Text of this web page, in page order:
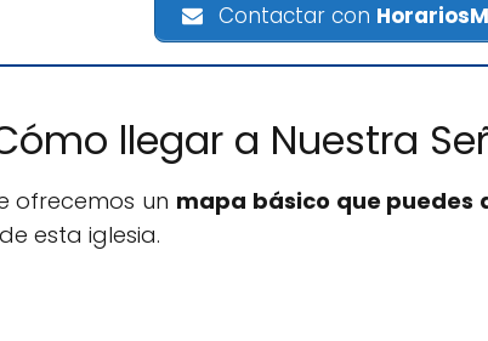
Contactar con
llegar a Nuestra
ofrecemos un mapa básico que puedes
esta iglesia.